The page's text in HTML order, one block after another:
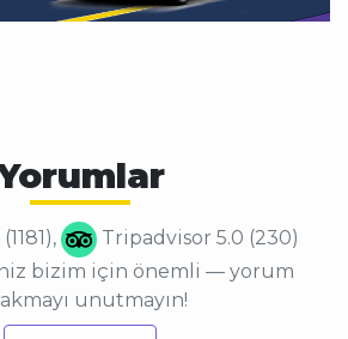
Tripadvisor 5.0 (230)
bizim için önemli — yorum
unutmayın!